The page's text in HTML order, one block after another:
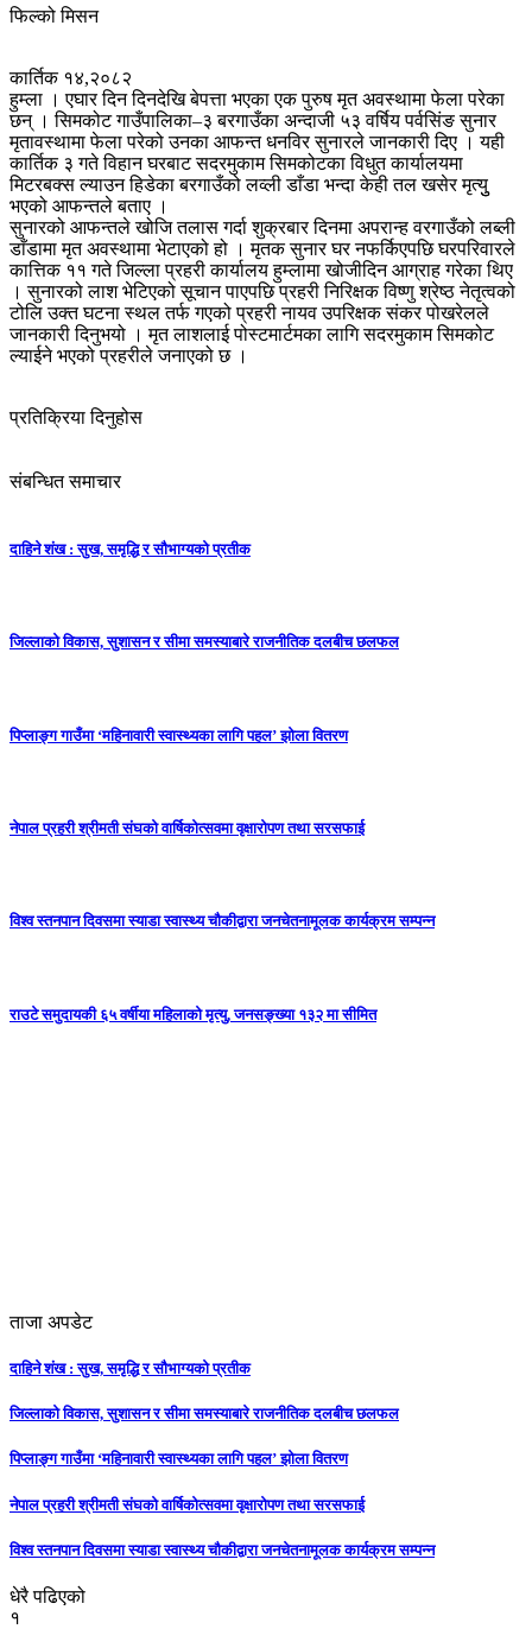
फिल्को मिसन
कार्तिक १४,२०८२
हुम्ला । एघार दिन दिनदेखि बेपत्ता भएका एक पुरुष मृत अवस्थामा फेला परेका
छन् । सिमकोट गाउँपालिका–३ बरगाउँका अन्दाजी ५३ वर्षिय पर्वसिंङ सुनार
मृतावस्थामा फेला परेको उनका आफन्त धनविर सुनारले जानकारी दिए । यही
कार्तिक ३ गते विहान घरबाट सदरमुकाम सिमकोटका विधुत कार्यालयमा
मिटरबक्स ल्याउन हिडेका बरगाउँको लव्ली डाँडा भन्दा केही तल खसेर मृत्युु
भएको आफन्तले बताए ।
सुनारको आफन्तले खोजि तलास गर्दा शुक्रबार दिनमा अपरान्ह वरगाउँको लब्ली
डाँडामा मृत अवस्थामा भेटाएको हो । मृतक सुनार घर नफर्किएपछि घरपरिवारले
कात्तिक ११ गते जिल्ला प्रहरी कार्यालय हुम्लामा खोजीदिन आग्राह गरेका थिए
। सुनारको लाश भेटिएको सूचान पाएपछि प्रहरी निरिक्षक विष्णु श्रेष्ठ नेतृत्वको
टोलि उक्त घटना स्थल तर्फ गएको प्रहरी नायव उपरिक्षक संकर पोखरेलले
जानकारी दिनुभयो । मृत लाशलाई पोस्टमार्टमका लागि सदरमुकाम सिमकोट
ल्याईने भएको प्रहरीले जनाएको छ ।
प्रतिक्रिया दिनुहोस
संबन्धित समाचार
दाहिने शंख : सुख, समृद्धि र सौभाग्यको प्रतीक
जिल्लाको विकास, सुशासन र सीमा समस्याबारे राजनीतिक दलबीच छलफल
पिप्लाङ्ग गाउँमा ‘महिनावारी स्वास्थ्यका लागि पहल’ झोला वितरण
नेपाल प्रहरी श्रीमती संघको वार्षिकोत्सवमा वृक्षारोपण तथा सरसफाई
विश्व स्तनपान दिवसमा स्याडा स्वास्थ्य चौकीद्वारा जनचेतनामूलक कार्यक्रम सम्पन्न
राउटे समुदायकी ६५ वर्षीया महिलाको मृत्यु, जनसङ्ख्या १३२ मा सीमित
ताजा अपडेट
दाहिने शंख : सुख, समृद्धि र सौभाग्यको प्रतीक
जिल्लाको विकास, सुशासन र सीमा समस्याबारे राजनीतिक दलबीच छलफल
पिप्लाङ्ग गाउँमा ‘महिनावारी स्वास्थ्यका लागि पहल’ झोला वितरण
नेपाल प्रहरी श्रीमती संघको वार्षिकोत्सवमा वृक्षारोपण तथा सरसफाई
विश्व स्तनपान दिवसमा स्याडा स्वास्थ्य चौकीद्वारा जनचेतनामूलक कार्यक्रम सम्पन्न
धेरै पढिएको
१